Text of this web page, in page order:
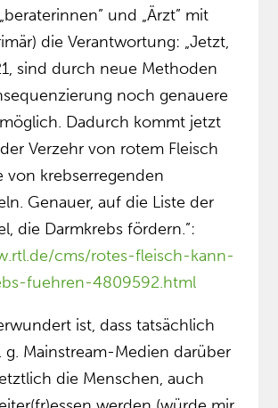
und „Ärzt” mit
die Verantwortung: „Jetzt,
sind durch neue Methoden
noch genauere
Dadurch kommt jetzt
Verzehr von rotem Fleisch
von krebserregenden
Genauer, auf die Liste der
die Darmkrebs fördern.”:
cms/rotes-fleisch-kann-
fuehren-4809592.html
ist, dass tatsächlich
g. Mainstream-Medien darüber
die Menschen, auch